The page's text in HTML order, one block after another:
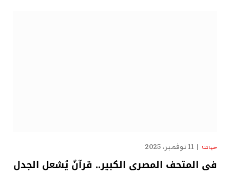
حياتنا 11 نوفمبر، 2025
في المتحف المصري الكبير.. قرآنٌ يُشعل الجدل